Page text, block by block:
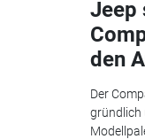
Jeep
den
Der
gründlich